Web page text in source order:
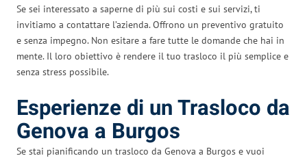
Se sei interessato a saperne di più sui costi e sui servizi, ti
invitiamo a contattare l’azienda. Offrono un preventivo gratuito
e senza impegno. Non esitare a fare tutte le domande che hai in
mente. Il loro obiettivo è rendere il tuo trasloco il più semplice e
senza stress possibile.
Esperienze di un Trasloco da
Genova a Burgos
Se stai pianificando un trasloco da Genova a Burgos e vuoi